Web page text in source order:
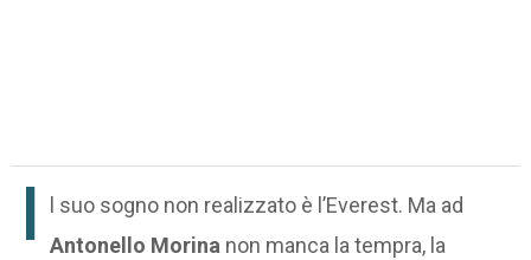
I
l suo sogno non realizzato è l’Everest. Ma ad
Antonello Morina non manca la tempra, la